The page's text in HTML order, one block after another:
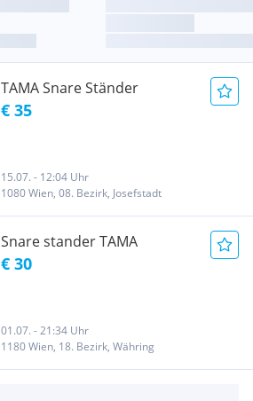
TAMA Snare Ständer
€ 35
15.07. - 12:04 Uhr
1080 Wien, 08. Bezirk, Josefstadt
Snare stander TAMA
€ 30
01.07. - 21:34 Uhr
1180 Wien, 18. Bezirk, Währing